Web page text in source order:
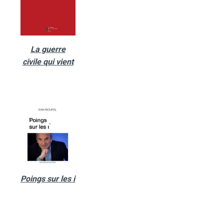
La guerre
civile qui vient
Poings sur les i